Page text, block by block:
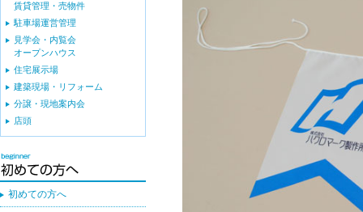
賃貸管理・売物件
駐車場運営管理
見学会・内覧会
オープンハウス
住宅展示場
建築現場・リフォーム
分譲・現地案内会
店頭
初めての方へ